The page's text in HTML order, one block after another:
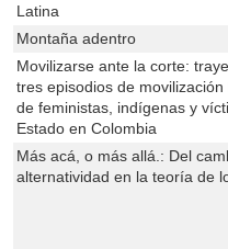
Latina
Montaña adentro
Movilizarse ante la corte:
tres episodios de
de feministas, indígenas y
Estado en Colombia
Más acá, o más allá.: Del
alternatividad en la teoría de